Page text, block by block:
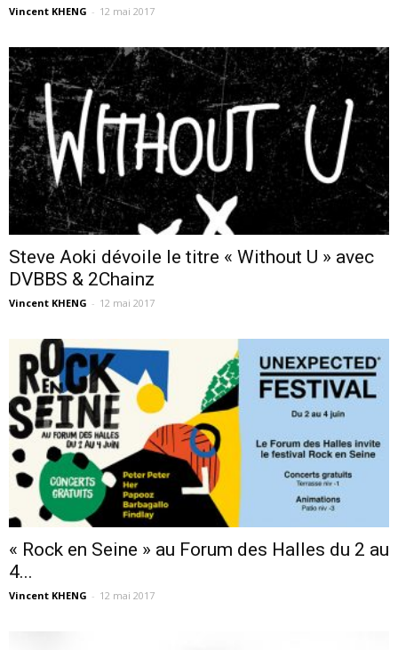
Vincent KHENG - 12 mai 2017
Steve Aoki dévoile le titre « Without U » avec
DVBBS & 2Chainz
Vincent KHENG - 12 mai 2017
« Rock en Seine » au Forum des Halles du 2 au
4...
Vincent KHENG - 12 mai 2017